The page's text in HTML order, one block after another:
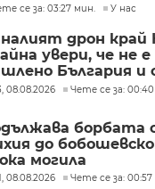
се за: 03:27 мин. У нас
дрон край
увери, че не
България и
08.08.2026 Чете се за:
борбата
до
могила
08.08.2026 Чете се за: